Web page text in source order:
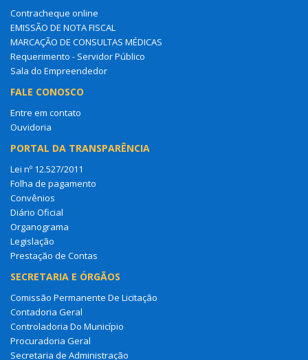
Contracheque online
EMISSÃO DE NOTA FISCAL
MARCAÇÃO DE CONSULTAS MÉDICAS
Requerimento - Servidor Público
Sala do Empreendedor
FALE CONOSCO
Entre em contato
Ouvidoria
PORTAL DA TRANSPARÊNCIA
Lei nº 12.527/2011
Folha de pagamento
Convênios
Diário Oficial
Organograma
Legislação
Prestação de Contas
SECRETARIA E ÓRGÃOS
Comissão Permanente De Licitação
Contadoria Geral
Controladoria Do Município
Procuradoria Geral
Secretaria de Administração